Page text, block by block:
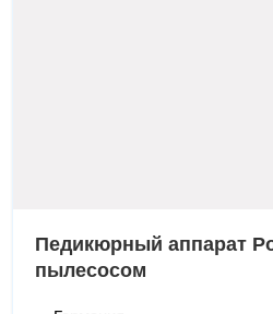
Педикюрный аппарат
пылесосом